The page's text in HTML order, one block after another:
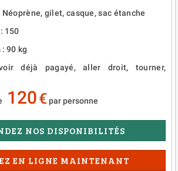
Néoprène, gilet, casque, sac étanche
150
: 90 kg
déjà pagayé, aller droit, tourner,
120€ par personne
NOS DISPONIBILITÉS
EN LIGNE MAINTENANT